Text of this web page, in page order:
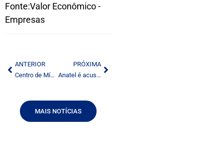
Fonte:Valor Econômico -
Empresas
ANTERIOR
Centro de Mídias Alternativas defende lei como marco da democratização das comunicações
PRÓXIMA
Anatel é acusada de favorecer cartel formado por Vivo, TIM,Claro e Oi
MAIS NOTÍCIAS